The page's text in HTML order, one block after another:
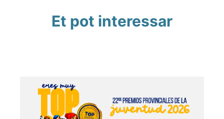
Et pot interessar